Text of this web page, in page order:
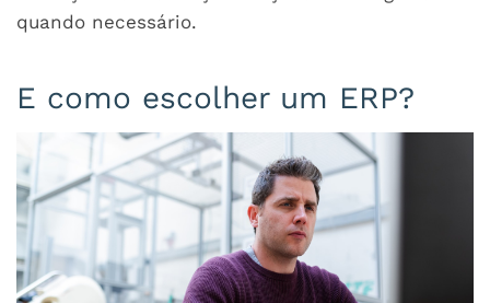
quando necessário.
E como escolher um ERP?